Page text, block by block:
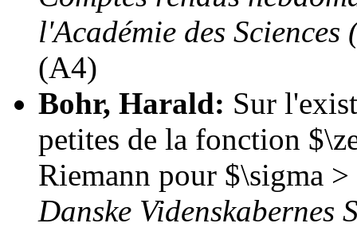
l'Académie des Sciences
(A4)
Bohr, Harald: Sur
petites de la fonction
Riemann pour $\sigma
Danske Videnskabernes